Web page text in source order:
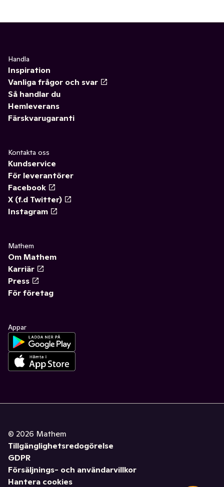
Handla
Inspiration
Vanliga frågor och svar
Så handlar du
Hemleverans
Färskvarugaranti
Kontakta oss
Kundservice
För leverantörer
Facebook
X (f.d Twitter)
Instagram
Mathem
Om Mathem
Karriär
Press
För företag
Appar
© 2026 Mathem
Tillgänglighetsredogörelse
GDPR
Försäljnings- och användarvillkor
Hantera cookies